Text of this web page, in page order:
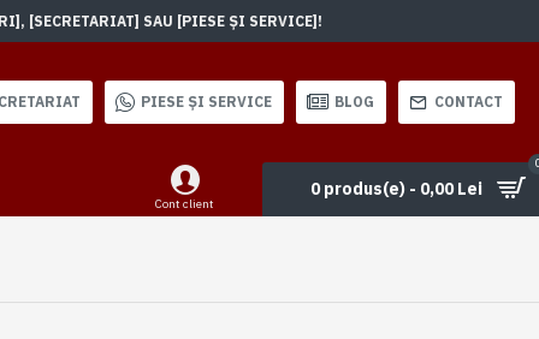
[SECRETARIAT] SAU [PIESE ȘI SERVICE]!
PIESE ȘI SERVICE BLOG CONTACT
Cont client
0 produs(e) - 0,00 Lei